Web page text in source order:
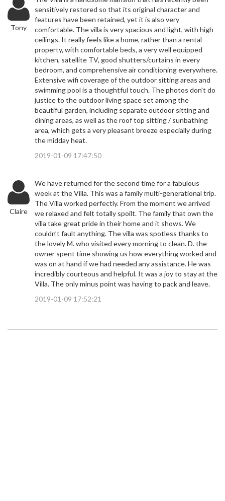
Tony
sensitively restored so that its original character and
features have been retained, yet it is also very
comfortable. The villa is very spacious and light, with high
ceilings. It really feels like a home, rather than a rental
property, with comfortable beds, a very well equipped
kitchen, satellite TV, good shutters/curtains in every
bedroom, and comprehensive air conditioning everywhere.
Extensive wifi coverage of the outdoor sitting areas and
swimming pool is a thoughtful touch. The photos don't do
justice to the outdoor living space set among the
beautiful garden, including separate outdoor sitting and
dining areas, as well as the roof top sitting / sunbathing
area, which gets a very pleasant breeze especially during
the midday heat.
2019-01-09 17:47:50
Claire
We have returned for the second time for a fabulous
week at the Villa. This was a family multi-generational trip.
The Villa worked perfectly. From the moment we arrived
we relaxed and felt totally spoilt. The family that own the
villa take great pride in their home and it shows. We
couldn’t fault anything. The villa was spotless thanks to
the lovely M. who visited every morning to clean. D. the
owner spent time showing us how everything worked and
was on at hand if we had needed any assistance. He was
incredibly courteous and helpful. It was a joy to stay at the
Villa. The only minus point was having to pack and leave.
2019-01-09 17:52:21